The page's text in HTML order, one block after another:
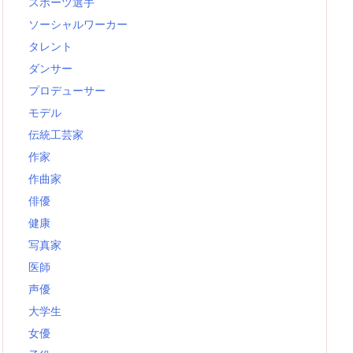
ソーシャルワーカー
タレント
ダンサー
プロデューサー
モデル
伝統工芸家
作家
作曲家
俳優
健康
写真家
医師
声優
大学生
女優